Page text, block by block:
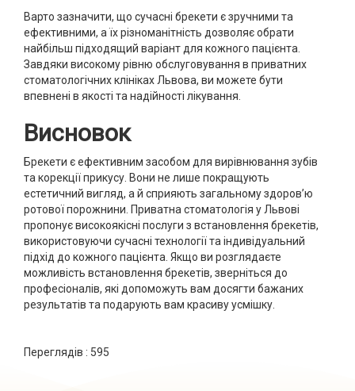
Варто зазначити, що сучасні брекети є зручними та
ефективними, а їх різноманітність дозволяє обрати
найбільш підходящий варіант для кожного пацієнта.
Завдяки високому рівню обслуговування в приватних
стоматологічних клініках Львова, ви можете бути
впевнені в якості та надійності лікування.
Висновок
Брекети є ефективним засобом для вирівнювання зубів
та корекції прикусу. Вони не лише покращують
естетичний вигляд, а й сприяють загальному здоров’ю
ротової порожнини. Приватна стоматологія у Львові
пропонує високоякісні послуги з встановлення брекетів,
використовуючи сучасні технології та індивідуальний
підхід до кожного пацієнта. Якщо ви розглядаєте
можливість встановлення брекетів, зверніться до
професіоналів, які допоможуть вам досягти бажаних
результатів та подарують вам красиву усмішку.
Переглядів : 595